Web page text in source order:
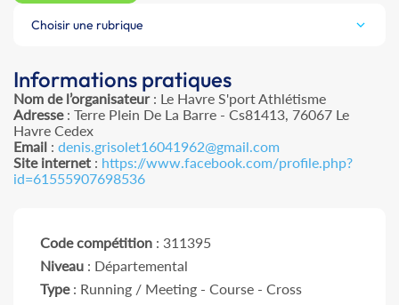
Choisir une rubrique
Informations pratiques
Nom de l’organisateur: Le Havre S'port Athlétisme
Adresse: Terre Plein De La Barre - Cs81413, 76067 Le
Havre Cedex
Email : denis.grisolet16041962@gmail.com
Site internet : https://www.facebook.com/profile.php?
id=61555907698536
Code compétition : 311395
Niveau : Départemental
Type: Running / Meeting - Course - Cross